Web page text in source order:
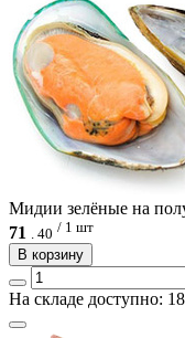
Мидии зелёные на
71 . 40 / 1 шт
В корзину
На складе доступно: 18